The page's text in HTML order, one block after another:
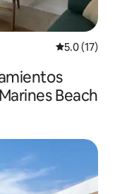
Calificación
5.0 (17)
Beach